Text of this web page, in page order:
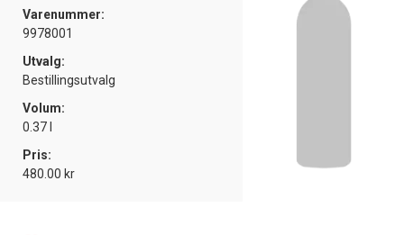
Varenummer:
9978001
Utvalg:
Bestillingsutvalg
Volum:
0.37 l
Pris:
480.00 kr